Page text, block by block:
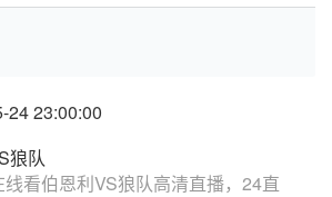
24 23:00:00
狼队
看伯恩利VS狼队高清直播，24直